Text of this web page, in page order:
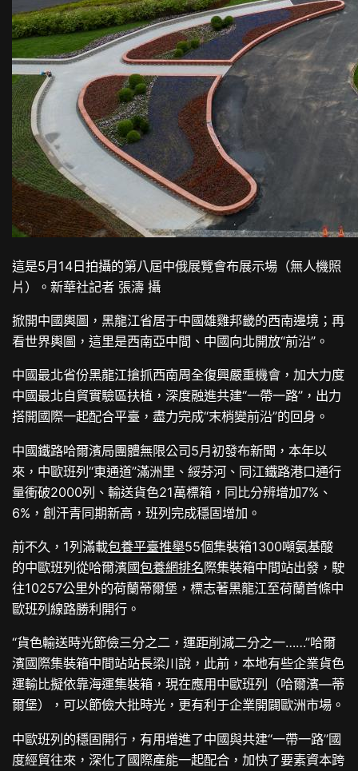
這是5月14日拍攝的第八屆中俄展覽會布展示場（無人機照
片）。新華社記者 張濤 攝
掀開中國輿圖，黑龍江省居于中國雄雞邦畿的西南邊境；再
看世界輿圖，這里是西南亞中間、中國向北開放“前沿”。
中國最北省份黑龍江搶抓西南周全復興嚴重機會，加大力度
中國最北自貿實驗區扶植，深度融進共建“一帶一路”，出力
搭開國際一起配合平臺，盡力完成“末梢變前沿”的回身。
中國鐵路哈爾濱局團體無限公司5月初發布新聞，本年以
來，中歐班列“東通道”滿洲里、綏芬河、同江鐵路港口通行
量衝破2000列、輸送貨色21萬標箱，同比分辨增加7%、
6%，創汗青同期新高，班列完成穩固增加。
前不久，1列滿載包養平臺推舉55個集裝箱1300噸氨基酸
的中歐班列從哈爾濱國包養網排名際集裝箱中間站出發，駛
往10257公里外的荷蘭蒂爾堡，標志著黑龍江至荷蘭首條中
歐班列線路勝利開行。
“貨色輸送時光節儉三分之二，運距削減二分之一……”哈爾
濱國際集裝箱中間站站長梁川說，此前，本地有些企業貨色
運輸比擬依靠海運集裝箱，現在應用中歐班列（哈爾濱—蒂
爾堡），可以節儉大批時光，更有利于企業開闢歐洲市場。
中歐班列的穩固開行，有用增進了中國與共建“一帶一路”國
度經貿往來，深化了國際產能一起配合，加快了要素資本跨